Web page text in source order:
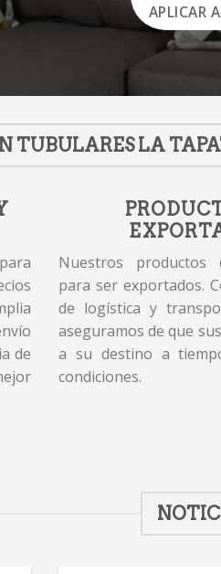
APLICAR
TUBULARES LA
de
Nuestros productos
para ser exportados.
de logística y
aseguramos de que
a su destino a
condiciones.